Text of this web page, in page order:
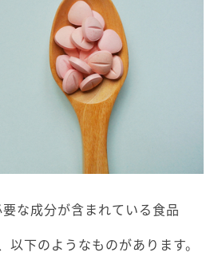
な成分が含まれている食品
下のようなものがあります。